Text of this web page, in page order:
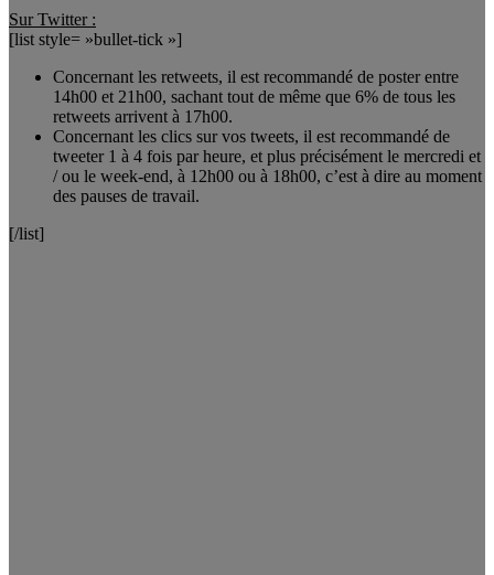
Sur Twitter :
[list style= »bullet-tick »]
Concernant les retweets, il est recommandé de poster entre
14h00 et 21h00, sachant tout de même que 6% de tous les
retweets arrivent à 17h00.
Concernant les clics sur vos tweets, il est recommandé de
tweeter 1 à 4 fois par heure, et plus précisément le mercredi et
/ ou le week-end, à 12h00 ou à 18h00, c’est à dire au moment
des pauses de travail.
[/list]